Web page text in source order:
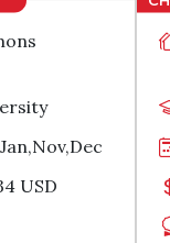
Jan,Nov,Dec
USD